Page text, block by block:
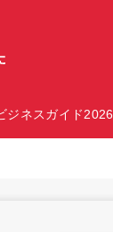
ジネスガイド2026